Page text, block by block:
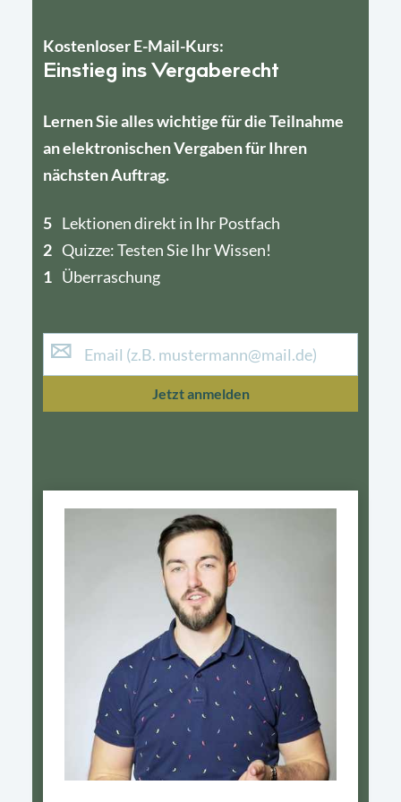
Kostenloser E-Mail-Kurs:
Einstieg ins Vergaberecht
Lernen Sie alles wichtige für die Teilnahme
an elektronischen Vergaben für Ihren
nächsten Auftrag.
5 Lektionen direkt in Ihr Postfach
2 Quizze: Testen Sie Ihr Wissen!
1 Überraschung
4
1
Jetzt anmelden